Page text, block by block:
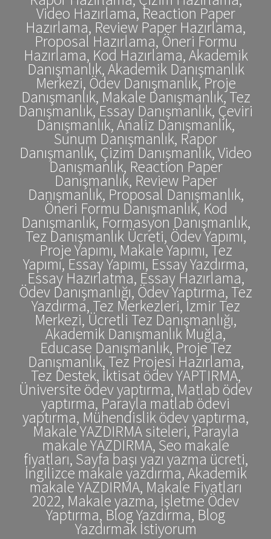
Video Hazırlama, Reaction Paper
Hazırlama, Review Paper Hazırlama,
Proposal Hazırlama, Öneri Formu
Hazırlama, Kod Hazırlama, Akademik
Danışmanlık, Akademik Danışmanlık
Merkezi, Ödev Danışmanlık, Proje
Danışmanlık, Makale Danışmanlık, Tez
Danışmanlık, Essay Danışmanlık, Çeviri
Danışmanlık, Analiz Danışmanlık,
Sunum Danışmanlık, Rapor
Danışmanlık, Çizim Danışmanlık, Video
Danışmanlık, Reaction Paper
Danışmanlık, Review Paper
Danışmanlık, Proposal Danışmanlık,
Öneri Formu Danışmanlık, Kod
Danışmanlık, Formasyon Danışmanlık,
Tez Danışmanlık Ücreti, Ödev Yapımı,
Proje Yapımı, Makale Yapımı, Tez
Yapımı, Essay Yapımı, Essay Yazdırma,
Essay Hazırlatma, Essay Hazırlama,
Ödev Danışmanlığı, Ödev Yaptırma, Tez
Yazdırma, Tez Merkezleri, İzmir Tez
Merkezi, Ücretli Tez Danışmanlığı,
Akademik Danışmanlık Muğla,
Educase Danışmanlık, Proje Tez
Danışmanlık, Tez Projesi Hazırlama,
Tez Destek, İktisat ödev YAPTIRMA,
Üniversite ödev yaptırma, Matlab ödev
yaptırma, Parayla matlab ödevi
yaptırma, Mühendislik ödev yaptırma,
Makale YAZDIRMA siteleri, Parayla
makale YAZDIRMA, Seo makale
fiyatları, Sayfa başı yazı yazma ücreti,
İngilizce makale yazdırma, Akademik
makale YAZDIRMA, Makale Fiyatları
2022, Makale yazma, İşletme Ödev
Yaptırma, Blog Yazdırma, Blog
Yazdırmak İstiyorum